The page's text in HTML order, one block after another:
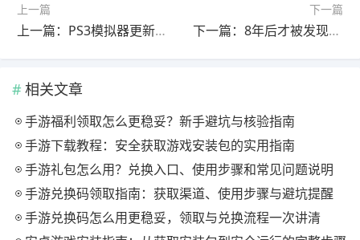
上一篇
上一篇：PS3模拟器更新竟能直接读取ISO，背后隐藏着怎样的技术突破？
下一篇
下一篇：8年后才被发现的游戏彩蛋，竟然藏着开发团队都惊讶的秘密
相关文章
手游福利领取怎么更稳妥？新手避坑与核验指南
手游下载教程：安全获取游戏安装包的实用指南
手游礼包怎么用？兑换入口、使用步骤和常见问题说明
手游兑换码领取指南：获取渠道、使用步骤与避坑提醒
手游兑换码怎么用更稳妥，领取与兑换流程一次讲清